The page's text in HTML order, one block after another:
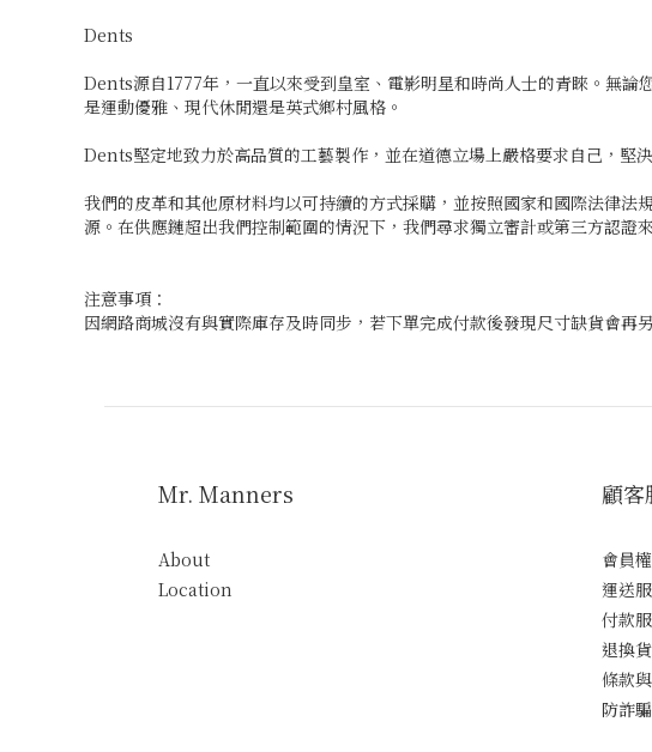
Dents
Dents源自1777年，一直以來受到皇室、電影明星和時尚人士的青睞。無
是運動優雅、現代休閒還是英式鄉村風格。
Dents堅定地致力於高品質的工藝製作，並在道德立場上嚴格要求自己，堅
我們的皮革和其他原材料均以可持續的方式採購，並按照國家和國際法律
源。在供應鏈超出我們控制範圍的情況下，我們尋求獨立審計或第三方認證
注意事項：
因網路商城沒有與實際庫存及時同步，若下單完成付款後發現尺寸缺貨會再
Mr. Manners
About
Location
顧客
會員
運送
付款
退換
條款
防詐